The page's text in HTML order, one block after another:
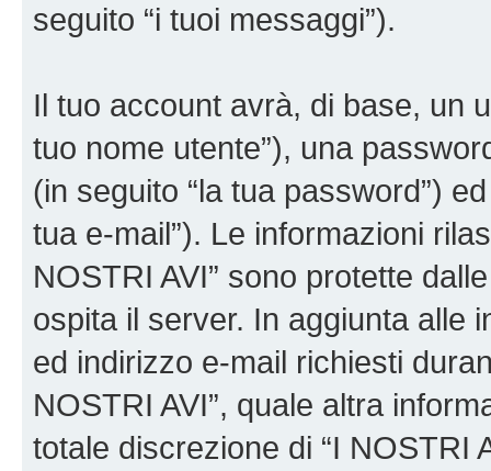
seguito “i tuoi messaggi”).
Il tuo account avrà, di base, un
tuo nome utente”), una
(in seguito “la tua password”)
tua e-mail”). Le informazioni
NOSTRI AVI” sono protette
ospita il server. In aggiunta alle
ed indirizzo e-mail richiesti
NOSTRI AVI”, quale altra
totale discrezione di “I NOSTRI